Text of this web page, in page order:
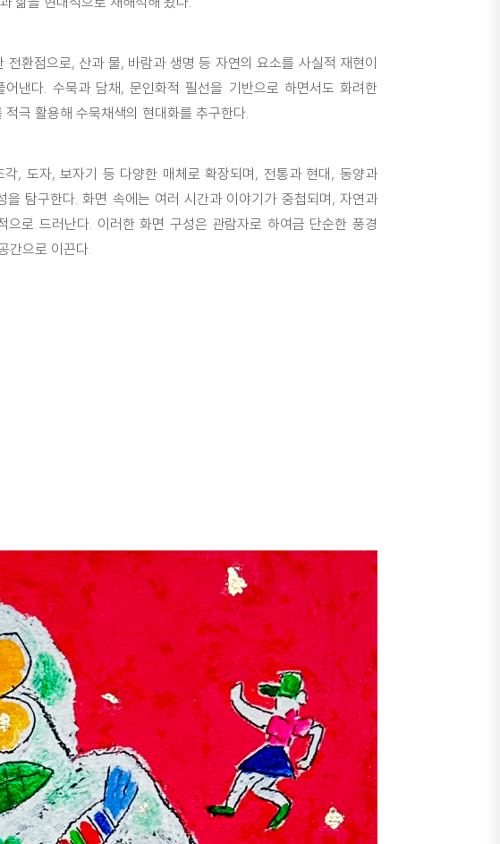
환점으로, 산과 물, 바람과 생명 등 자연의 요소를 사실적 재현이
낸다. 수묵과 담채, 문인화적 필선을 기반으로 하면서도 화려한
극 활용해 수묵채색의 현대화를 추구한다.
, 도자, 보자기 등 다양한 매체로 확장되며, 전통과 현대, 동양과
탐구한다. 화면 속에는 여러 시간과 이야기가 중첩되며, 자연과
으로 드러난다. 이러한 화면 구성은 관람자로 하여금 단순한 풍경
간으로 이끈다.